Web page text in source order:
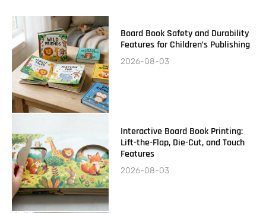
Board Book Safety and Durability
Features for Children’s Publishing
2026-08-03
Interactive Board Book Printing:
Lift-the-Flap, Die-Cut, and Touch
Features
2026-08-03